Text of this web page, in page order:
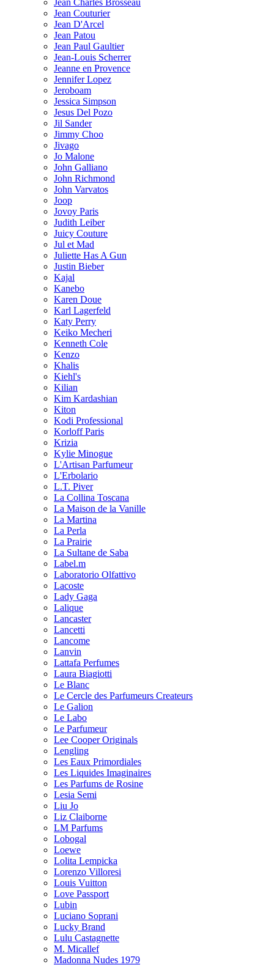
Jean Charles Brosseau
Jean Couturier
Jean D'Arcel
Jean Patou
Jean Paul Gaultier
Jean-Louis Scherrer
Jeanne en Provence
Jennifer Lopez
Jeroboam
Jessica Simpson
Jesus Del Pozo
Jil Sander
Jimmy Choo
Jivago
Jo Malone
John Galliano
John Richmond
John Varvatos
Joop
Jovoy Paris
Judith Leiber
Juicy Couture
Jul et Mad
Juliette Has A Gun
Justin Bieber
Kajal
Kanebo
Karen Doue
Karl Lagerfeld
Katy Perry
Keiko Mecheri
Kenneth Cole
Kenzo
Khalis
Kiehl's
Kilian
Kim Kardashian
Kiton
Kodi Professional
Korloff Paris
Krizia
Kylie Minogue
L'Artisan Parfumeur
L'Erbolario
L.T. Piver
La Collina Toscana
La Maison de la Vanille
La Martina
La Perla
La Prairie
La Sultane de Saba
Label.m
Laboratorio Olfattivo
Lacoste
Lady Gaga
Lalique
Lancaster
Lancetti
Lancome
Lanvin
Lattafa Perfumes
Laura Biagiotti
Le Blanc
Le Cercle des Parfumeurs Createurs
Le Galion
Le Labo
Le Parfumeur
Lee Cooper Originals
Lengling
Les Eaux Primordiales
Les Liquides Imaginaires
Les Parfums de Rosine
Lesia Semi
Liu Jo
Liz Claiborne
LM Parfums
Lobogal
Loewe
Lolita Lempicka
Lorenzo Villoresi
Louis Vuitton
Love Passport
Lubin
Luciano Soprani
Lucky Brand
Lulu Castagnette
M. Micallef
Madonna Nudes 1979